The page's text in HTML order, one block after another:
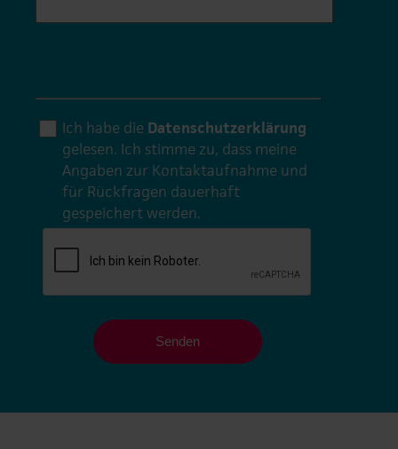
Ich habe die Datenschutzerklärung
gelesen. Ich stimme zu, dass meine
Angaben zur Kontaktaufnahme und
für Rückfragen dauerhaft
gespeichert werden.